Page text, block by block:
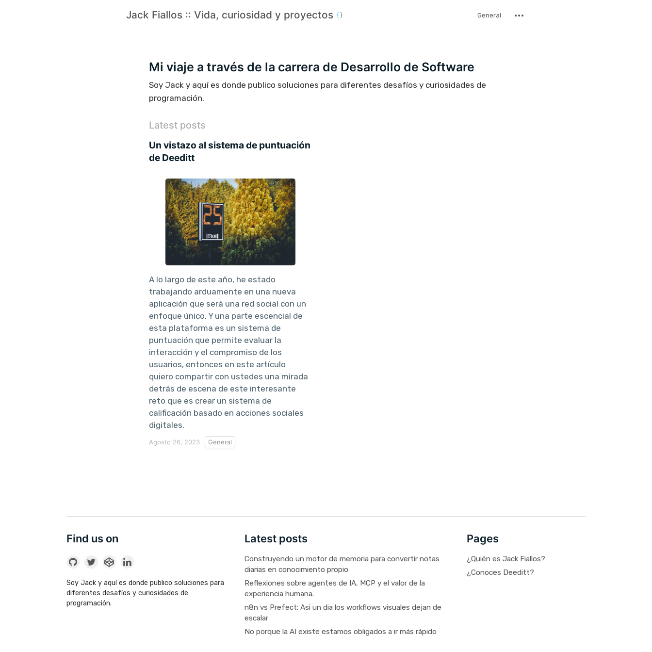
Jack Fiallos :: Vida, curiosidad y proyectos General
Mi viaje a través de la carrera de Desarrollo de Software
Soy Jack y aquí es donde publico soluciones para diferentes desafíos y curiosidades de
programación.
Latest posts
Un vistazo al sistema de puntuación
de Deeditt
A lo largo de este año, he estado
trabajando arduamente en una nueva
aplicación que será una red social con un
enfoque único. Y una parte escencial de
esta plataforma es un sistema de
puntuación que permite evaluar la
interacción y el compromiso de los
usuarios, entonces en este artículo
quiero compartir con ustedes una mirada
detrás de escena de este interesante
reto que es crear un sistema de
calificación basado en acciones sociales
digitales.
Agosto 26, 2023 General
Find us on
Soy Jack y aquí es donde publico soluciones para
diferentes desafíos y curiosidades de
programación.
Latest posts
Construyendo un motor de memoria para convertir notas
diarias en conocimiento propio
Reflexiones sobre agentes de IA, MCP y el valor de la
experiencia humana.
n8n vs Prefect: Asi un dia los workflows visuales dejan de
escalar
No porque la AI existe estamos obligados a ir más rápido
Pages
¿Quién es Jack Fiallos?
¿Conoces Deeditt?